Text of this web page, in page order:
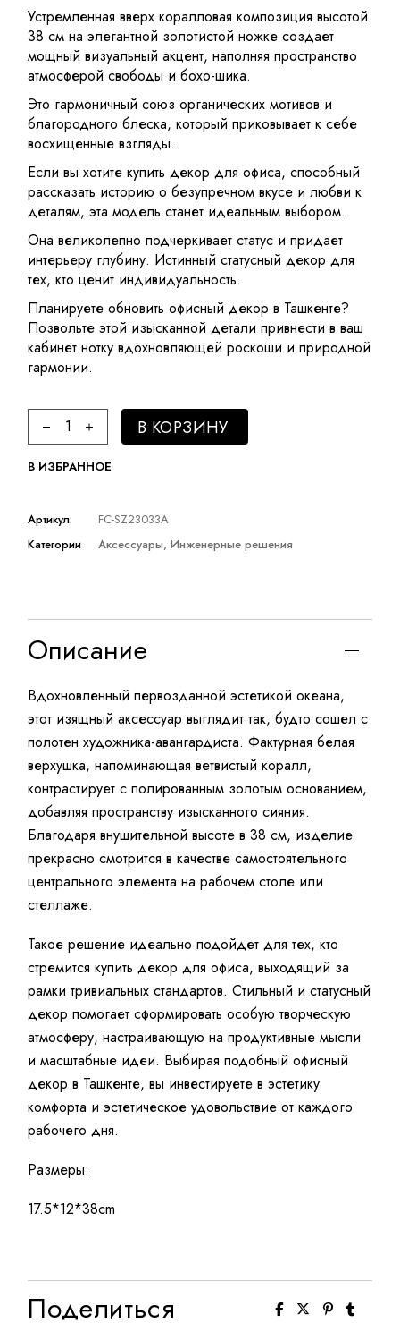
Устремленная вверх коралловая композиция высотой
38 см на элегантной золотистой ножке создает
мощный визуальный акцент, наполняя пространство
атмосферой свободы и бохо-шика.
Это гармоничный союз органических мотивов и
благородного блеска, который приковывает к себе
восхищенные взгляды.
Если вы хотите купить декор для офиса, способный
рассказать историю о безупречном вкусе и любви к
деталям, эта модель станет идеальным выбором.
Она великолепно подчеркивает статус и придает
интерьеру глубину. Истинный статусный декор для
тех, кто ценит индивидуальность.
Планируете обновить офисный декор в Ташкенте?
Позвольте этой изысканной детали привнести в ваш
кабинет нотку вдохновляющей роскоши и природной
гармонии.
Antler coral A quantity
В КОРЗИНУ
В ИЗБРАННОЕ
Артикул:
FC-SZ23033A
Категории
Аксессуары,Инженерные решения
Описание
Вдохновленный первозданной эстетикой океана,
этот изящный аксессуар выглядит так, будто сошел с
полотен художника-авангардиста. Фактурная белая
верхушка, напоминающая ветвистый коралл,
контрастирует с полированным золотым основанием,
добавляя пространству изысканного сияния.
Благодаря внушительной высоте в 38 см, изделие
прекрасно смотрится в качестве самостоятельного
центрального элемента на рабочем столе или
стеллаже.
Такое решение идеально подойдет для тех, кто
стремится купить декор для офиса, выходящий за
рамки тривиальных стандартов. Стильный и статусный
декор помогает сформировать особую творческую
атмосферу, настраивающую на продуктивные мысли
и масштабные идеи. Выбирая подобный офисный
декор в Ташкенте, вы инвестируете в эстетику
комфорта и эстетическое удовольствие от каждого
рабочего дня.
Размеры:
17.5*12*38cm
Поделиться